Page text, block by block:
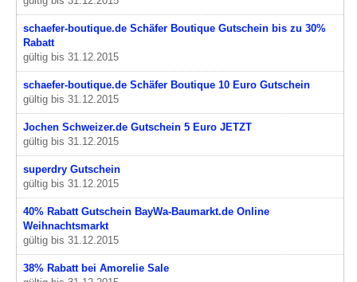
schaefer-boutique.de Schäfer Boutique Gutschein bis zu 30%
Rabatt
gültig bis 31.12.2015
schaefer-boutique.de Schäfer Boutique 10 Euro Gutschein
gültig bis 31.12.2015
Jochen Schweizer.de Gutschein 5 Euro JETZT
gültig bis 31.12.2015
superdry Gutschein
gültig bis 31.12.2015
40% Rabatt Gutschein BayWa-Baumarkt.de Online
Weihnachtsmarkt
gültig bis 31.12.2015
38% Rabatt bei Amorelie Sale